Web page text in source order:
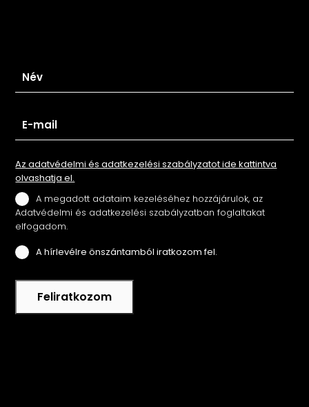
Az adatvédelmi és adatkezelési szabályzatot ide kattintva
olvashatja el.
A megadott adataim kezeléséhez hozzájárulok, az
Adatvédelmi és adatkezelési szabályzatban foglaltakat
elfogadom.
A hírlevélre önszántamból iratkozom fel.
Feliratkozom